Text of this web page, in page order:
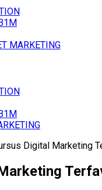
MARKETING
Digital Marketing